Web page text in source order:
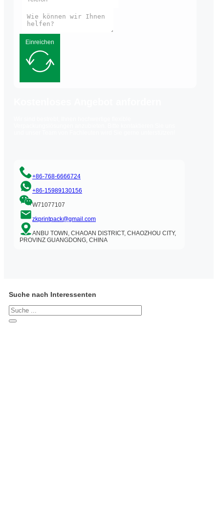
Einreichen
+86-768-6666724
+86-15989130156
W71077107
zkprintpack@gmail.com
ANBU TOWN, CHAOAN DISTRICT, CHAOZHOU CITY,
PROVINZ GUANGDONG, CHINA
Suche nach Interessenten
Suchen